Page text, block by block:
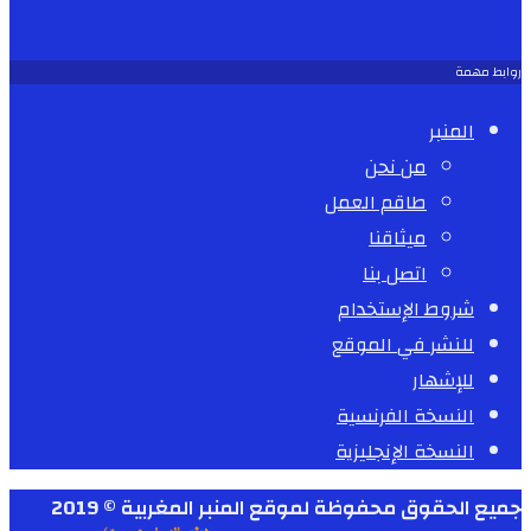
روابط مهمة
المنبر
من نحن
طاقم العمل
ميثاقنا
اتصل بنا
شروط الإستخدام
للنشر في الموقع
للإشهار
النسخة الفرنسية
النسخة الإنجليزية
جميع الحقوق محفوظة لموقع المنبر المغربية © 2019